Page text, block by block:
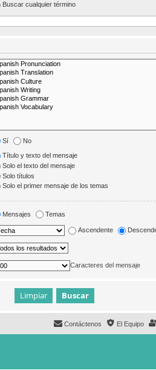
Buscar cualquier término
Sí No
Título y texto del mensaje
Solo el texto del mensaje
Solo títulos
Solo el primer mensaje de los temas
Mensajes Temas
Ascendente
Caracteres del mensaje
El Equipo
Contáctenos